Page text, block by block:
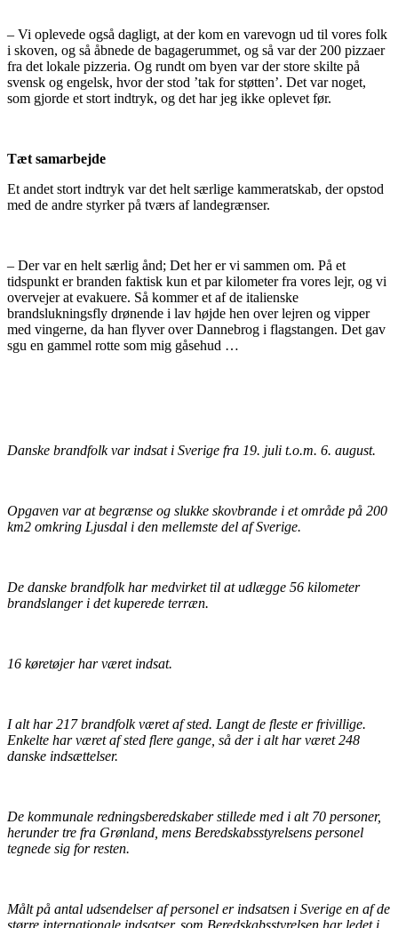
– Vi oplevede også dagligt, at der kom en varevogn ud til vores folk
i skoven, og så åbnede de bagagerummet, og så var der 200 pizzaer
fra det lokale pizzeria. Og rundt om byen var der store skilte på
svensk og engelsk, hvor der stod ’tak for støtten’. Det var noget,
som gjorde et stort indtryk, og det har jeg ikke oplevet før.
Tæt samarbejde
Et andet stort indtryk var det helt særlige kammeratskab, der opstod
med de andre styrker på tværs af landegrænser.
– Der var en helt særlig ånd; Det her er vi sammen om. På et
tidspunkt er branden faktisk kun et par kilometer fra vores lejr, og vi
overvejer at evakuere. Så kommer et af de italienske
brandslukningsfly drønende i lav højde hen over lejren og vipper
med vingerne, da han flyver over Dannebrog i flagstangen. Det gav
sgu en gammel rotte som mig gåsehud …
Danske brandfolk var indsat i Sverige fra 19. juli t.o.m. 6. august.
Opgaven var at begrænse og slukke skovbrande i et område på 200
km2 omkring Ljusdal i den mellemste del af Sverige.
De danske brandfolk har medvirket til at udlægge 56 kilometer
brandslanger i det kuperede terræn.
16 køretøjer har været indsat.
I alt har 217 brandfolk været af sted. Langt de fleste er frivillige.
Enkelte har været af sted flere gange, så der i alt har været 248
danske indsættelser.
De kommunale redningsberedskaber stillede med i alt 70 personer,
herunder tre fra Grønland, mens Beredskabsstyrelsens personel
tegnede sig for resten.
Målt på antal udsendelser af personel er indsatsen i Sverige en af de
større internationale indsatser, som Beredskabsstyrelsen har ledet i